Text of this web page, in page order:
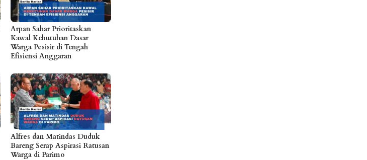
Arpan Sahar Prioritaskan
Kawal Kebutuhan Dasar
Warga Pesisir di Tengah
Efisiensi Anggaran
Alfres dan Matindas Duduk
Bareng Serap Aspirasi Ratusan
Warga di Parimo